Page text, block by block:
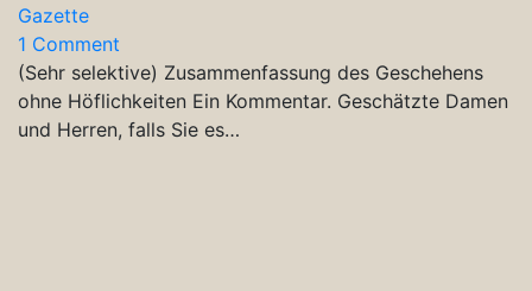
Gazette
1 Comment
(Sehr selektive) Zusammenfassung des Geschehens
ohne Höflichkeiten Ein Kommentar. Geschätzte Damen
und Herren, falls Sie es…